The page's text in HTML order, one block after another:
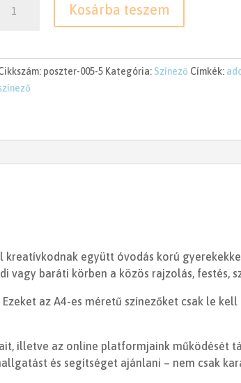
állatos
Kosárba teszem
poszter-005-5 Kategória: Színező Címkék:
együtt óvodás korú
baráti körben a közös rajzolás, festés,
az A4-es méretű színezőket csak le
illetve az online platformjaink működését
és segítséget ajánlani – nem csak